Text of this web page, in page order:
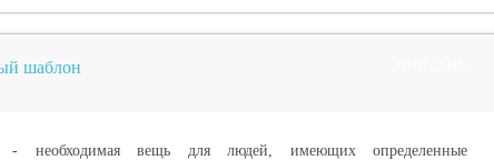
шаблон
- необходимая вещь для людей, имеющих определенные